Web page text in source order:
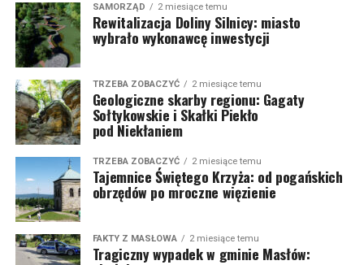
SAMORZĄD 2 miesiące temu
Rewitalizacja Doliny Silnicy: miasto
wybrało wykonawcę inwestycji
TRZEBA ZOBACZYĆ 2 miesiące temu
Geologiczne skarby regionu: Gagaty
Sołtykowskie i Skałki Piekło
pod Niekłaniem
TRZEBA ZOBACZYĆ 2 miesiące temu
Tajemnice Świętego Krzyża: od pogańskich
obrzędów po mroczne więzienie
FAKTY Z MASŁOWA 2 miesiące temu
Tragiczny wypadek w gminie Masłów: